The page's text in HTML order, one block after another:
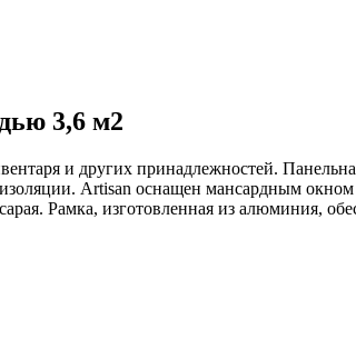
3,6 м2
и других принадлежностей.
Artisan оснащен мансардным
Рамка, изготовленная из алюминия,